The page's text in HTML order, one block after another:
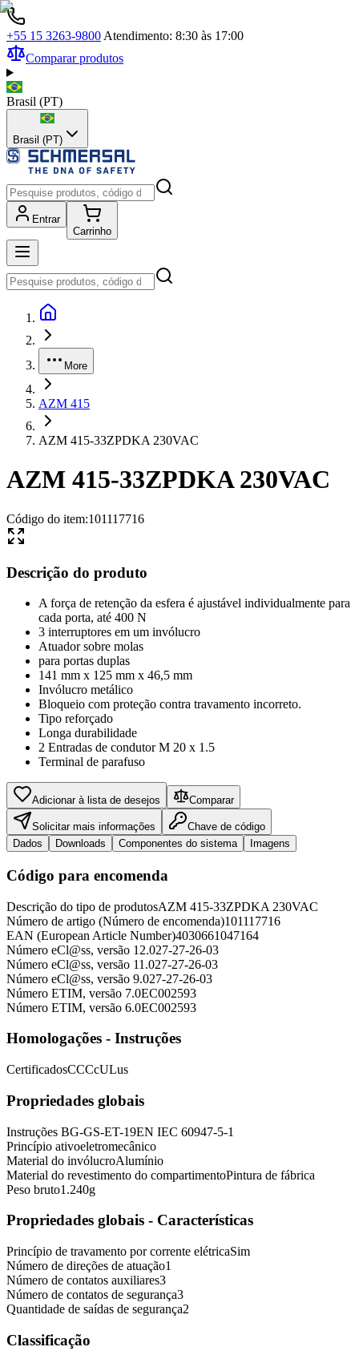
+55 15 3263-9800 Atendimento: 8:30 às 17:00
Comparar produtos
Brasil (PT)
Brasil (PT)
Entrar
Carrinho
More
AZM 415
AZM 415-33ZPDKA 230VAC
AZM 415-33ZPDKA 230VAC
Código do item:101117716
Descrição do produto
A força de retenção da esfera é ajustável individualmente para
cada porta, até 400 N
3 interruptores em um invólucro
Atuador sobre molas
para portas duplas
141 mm x 125 mm x 46,5 mm
Invólucro metálico
Bloqueio com proteção contra travamento incorreto.
Tipo reforçado
Longa durabilidade
2 Entradas de condutor M 20 x 1.5
Terminal de parafuso
Adicionar à lista de desejos Comparar
Solicitar mais informações
Chave de código
Dados
Downloads Componentes do sistema Imagens
Código para encomenda
Descrição do tipo de produtosAZM 415-33ZPDKA 230VAC
Número de artigo (Número de encomenda)101117716
EAN (European Article Number)4030661047164
Número eCl@ss, versão 12.027-27-26-03
Número eCl@ss, versão 11.027-27-26-03
Número eCl@ss, versão 9.027-27-26-03
Número ETIM, versão 7.0EC002593
Número ETIM, versão 6.0EC002593
Homologações - Instruções
CertificadosCCCcULus
Propriedades globais
Instruções BG-GS-ET-19EN IEC 60947-5-1
Princípio ativoeletromecânico
Material do invólucroAlumínio
Material do revestimento do compartimentoPintura de fábrica
Peso bruto1.240g
Propriedades globais - Características
Princípio de travamento por corrente elétricaSim
Número de direções de atuação1
Número de contatos auxiliares3
Número de contatos de segurança3
Quantidade de saídas de segurança2
Classificação